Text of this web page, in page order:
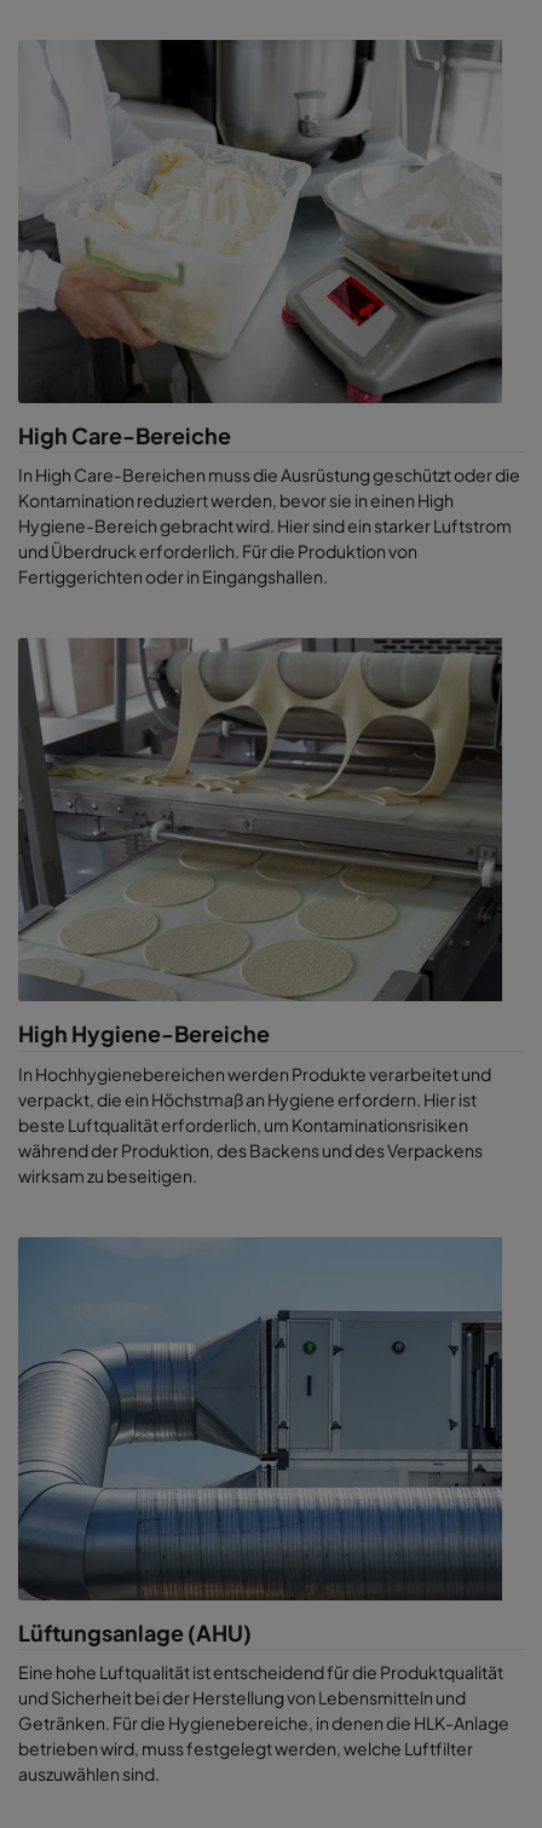
High Care-Bereiche
In High Care-Bereichen muss die Ausrüstung geschützt oder die
Kontamination reduziert werden, bevor sie in einen High
Hygiene-Bereich gebracht wird. Hier sind ein starker Luftstrom
und Überdruck erforderlich. Für die Produktion von
Fertiggerichten oder in Eingangshallen.
High Hygiene-Bereiche
In Hochhygienebereichen werden Produkte verarbeitet und
verpackt, die ein Höchstmaß an Hygiene erfordern. Hier ist
beste Luftqualität erforderlich, um Kontaminationsrisiken
während der Produktion, des Backens und des Verpackens
wirksam zu beseitigen.
Lüftungsanlage (AHU)
Eine hohe Luftqualität ist entscheidend für die Produktqualität
und Sicherheit bei der Herstellung von Lebensmitteln und
Getränken. Für die Hygienebereiche, in denen die HLK-Anlage
betrieben wird, muss festgelegt werden, welche Luftfilter
auszuwählen sind.